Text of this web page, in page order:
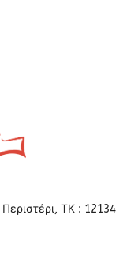
ΤΚ : 12134